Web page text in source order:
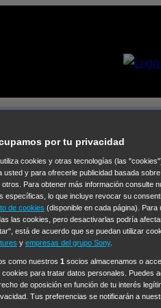
Colección
Operación: Huracán House
Cinco en familia Hudson & Rex
y Lola High Country Los casos
Libre de Culpa Morbius
Chicago Fire Monarch Circuito
por tu privacidad
cookies y otras tecnologías (las
usted y para ofrecerle publicidad basada
otros. Para obtener más información consulte
específicas, lo que incluye revocar su
de cookies (disponible en cada página).
las cookies, pero desactivarlas podría
está de acuerdo que se puedan utilizar
y empresas del grupo Sony.
como nuestros 1 socios almacenamos o
para tratar datos personales. Puedes
de oposición en función de tu interés
Tus preferencias se notificarán a